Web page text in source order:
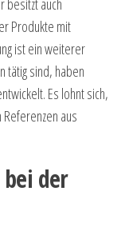
besitzt auch
Produkte mit
ist ein weiterer
tätig sind, haben
Es lohnt sich,
aus
der